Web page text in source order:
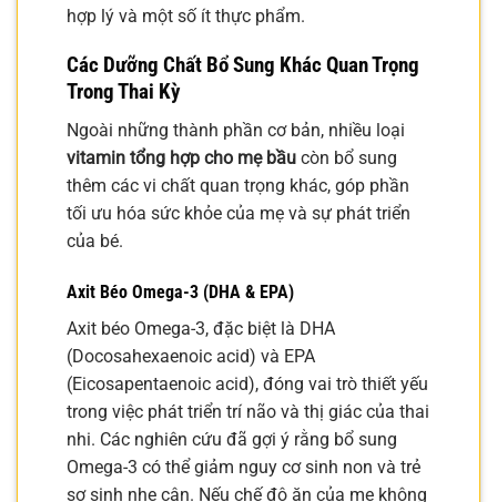
hợp lý và một số ít thực phẩm.
Các Dưỡng Chất Bổ Sung Khác Quan Trọng
Trong Thai Kỳ
Ngoài những thành phần cơ bản, nhiều loại
vitamin tổng hợp cho mẹ bầu còn bổ sung
thêm các vi chất quan trọng khác, góp phần
tối ưu hóa sức khỏe của mẹ và sự phát triển
của bé.
Axit Béo Omega-3 (DHA & EPA)
Axit béo Omega-3, đặc biệt là DHA
(Docosahexaenoic acid) và EPA
(Eicosapentaenoic acid), đóng vai trò thiết yếu
trong việc phát triển trí não và thị giác của thai
nhi. Các nghiên cứu đã gợi ý rằng bổ sung
Omega-3 có thể giảm nguy cơ sinh non và trẻ
sơ sinh nhẹ cân. Nếu chế độ ăn của mẹ không